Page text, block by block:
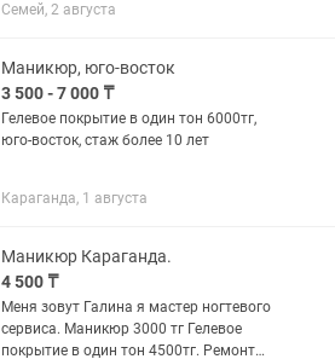
с вручением сертификата
Семей, 2 августа
Маникюр, юго-восток
3 500 - 7 000 ₸
Гелевое покрытие в один тон 6000тг,
юго-восток, стаж более 10 лет
Караганда, 1 августа
Маникюр Караганда.
4 500 ₸
Меня зовут Галина я мастер ногтевого
сервиса. Маникюр 3000 тг Гелевое
покрытие в один тон 4500тг. Ремонт